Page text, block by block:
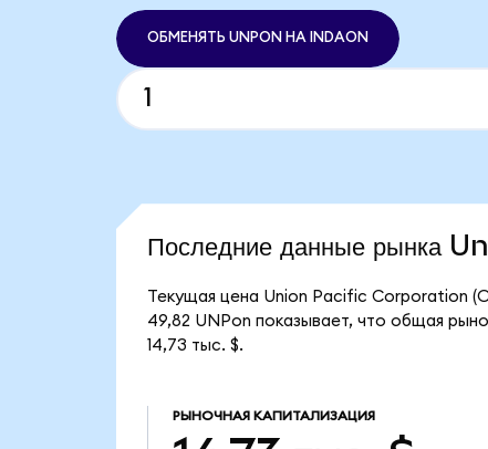
ОБМЕНЯТЬ UNPON НА INDAON
Последние данные
Текущая цена Union Pacific Corporation
49,82 UNPon показывает, что общая
14,73 тыс. $.
РЫНОЧНАЯ КАПИТАЛИЗАЦИЯ